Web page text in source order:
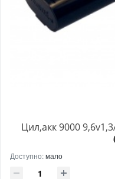
Цил,акк 9000
Доступно:мало